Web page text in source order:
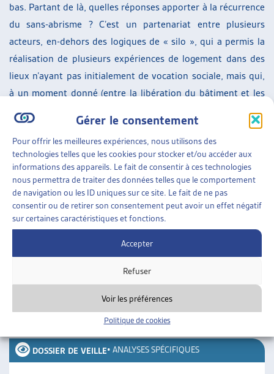
Gérer le consentement
Pour offrir les meilleures expériences, nous utilisons des
technologies telles que les cookies pour stocker et/ou accéder aux
informations des appareils. Le fait de consentir à ces technologies
nous permettra de traiter des données telles que le comportement
de navigation ou les ID uniques sur ce site. Le fait de ne pas
consentir ou de retirer son consentement peut avoir un effet négatif
sur certaines caractéristiques et fonctions.
Accepter
Refuser
Voir les préférences
Politique de cookies
bas. Partant de là, quelles réponses apporter à la récurrence
du sans-abrisme ? C’est un partenariat entre plusieurs
acteurs, en-dehors des logiques de « silo », qui a permis la
réalisation de plusieurs expériences de logement dans des
lieux n’ayant pas initialement de vocation sociale, mais qui,
à un moment donné (entre la libération du bâtiment et les
travaux de transformation par exemple), étaient libres et
ont permis à des personnes de retrouver pour un temps une
stabilité dans un lieu à elles.
Tandis qu’une étude spécifique de la HETSL en collaboration
avec l’OFL s’est penchée sur les expériences réalisées, les
parcours des personnes concernées et les conditions de
création, d’attribution et d’accompagnement nécessaire, le
présent dossier est axé sur le développement politique du
projet et les collaborations entre les acteurs. Il démontre
comment, grâce à la coopération et à la créativité, il est
possible de placer la lutte contre le sans-abrisme au cœur
DOSSIER DE VEILLE• ANALYSES SPÉCIFIQUES